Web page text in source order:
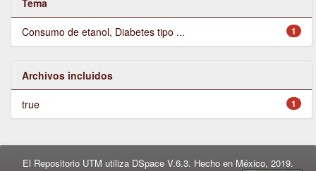
Tema
1
Consumo de etanol, Diabetes tipo ...
Archivos incluidos
1
true
El Repositorio UTM utiliza DSpace V.6.3. Hecho en México, 2019.